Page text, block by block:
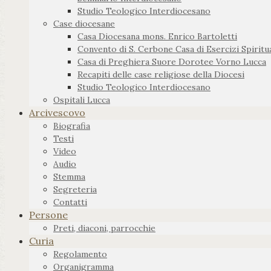
Studio Teologico Interdiocesano
Case diocesane
Casa Diocesana mons. Enrico Bartoletti
Convento di S. Cerbone Casa di Esercizi
Casa di Preghiera Suore Dorotee Vorno Lucca
Recapiti delle case religiose della Diocesi
Studio Teologico Interdiocesano
Ospitali Lucca
Arcivescovo
Biografia
Testi
Video
Audio
Stemma
Segreteria
Contatti
Persone
Preti, diaconi, parrocchie
Curia
Regolamento
Organigramma